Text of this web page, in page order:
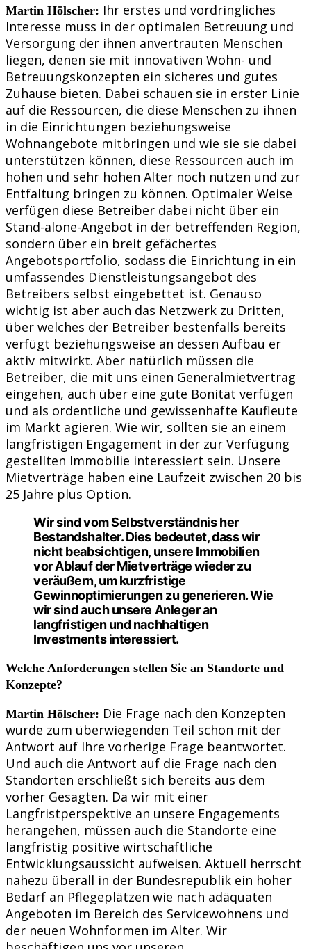
Martin Hölscher: Ihr erstes und vordringliches
Interesse muss in der optimalen Betreuung und
Versorgung der ihnen anvertrauten Menschen
liegen, denen sie mit innovativen Wohn- und
Betreuungskonzepten ein sicheres und gutes
Zuhause bieten. Dabei schauen sie in erster Linie
auf die Ressourcen, die diese Menschen zu ihnen
in die Einrichtungen beziehungsweise
Wohnangebote mitbringen und wie sie sie dabei
unterstützen können, diese Ressourcen auch im
hohen und sehr hohen Alter noch nutzen und zur
Entfaltung bringen zu können. Optimaler Weise
verfügen diese Betreiber dabei nicht über ein
Stand-alone-Angebot in der betreffenden Region,
sondern über ein breit gefächertes
Angebotsportfolio, sodass die Einrichtung in ein
umfassendes Dienstleistungsangebot des
Betreibers selbst eingebettet ist. Genauso
wichtig ist aber auch das Netzwerk zu Dritten,
über welches der Betreiber bestenfalls bereits
verfügt beziehungsweise an dessen Aufbau er
aktiv mitwirkt. Aber natürlich müssen die
Betreiber, die mit uns einen Generalmietvertrag
eingehen, auch über eine gute Bonität verfügen
und als ordentliche und gewissenhafte Kaufleute
im Markt agieren. Wie wir, sollten sie an einem
langfristigen Engagement in der zur Verfügung
gestellten Immobilie interessiert sein. Unsere
Mietverträge haben eine Laufzeit zwischen 20 bis
25 Jahre plus Option.
Wir sind vom Selbstverständnis her
Bestandshalter. Dies bedeutet, dass wir
nicht beabsichtigen, unsere Immobilien
vor Ablauf der Mietverträge wieder zu
veräußern, um kurzfristige
Gewinnoptimierungen zu generieren. Wie
wir sind auch unsere Anleger an
langfristigen und nachhaltigen
Investments interessiert.
Welche Anforderungen stellen Sie an Standorte und
Konzepte?
Martin Hölscher: Die Frage nach den Konzepten
wurde zum überwiegenden Teil schon mit der
Antwort auf Ihre vorherige Frage beantwortet.
Und auch die Antwort auf die Frage nach den
Standorten erschließt sich bereits aus dem
vorher Gesagten. Da wir mit einer
Langfristperspektive an unsere Engagements
herangehen, müssen auch die Standorte eine
langfristig positive wirtschaftliche
Entwicklungsaussicht aufweisen. Aktuell herrscht
nahezu überall in der Bundesrepublik ein hoher
Bedarf an Pflegeplätzen wie nach adäquaten
Angeboten im Bereich des Servicewohnens und
der neuen Wohnformen im Alter. Wir